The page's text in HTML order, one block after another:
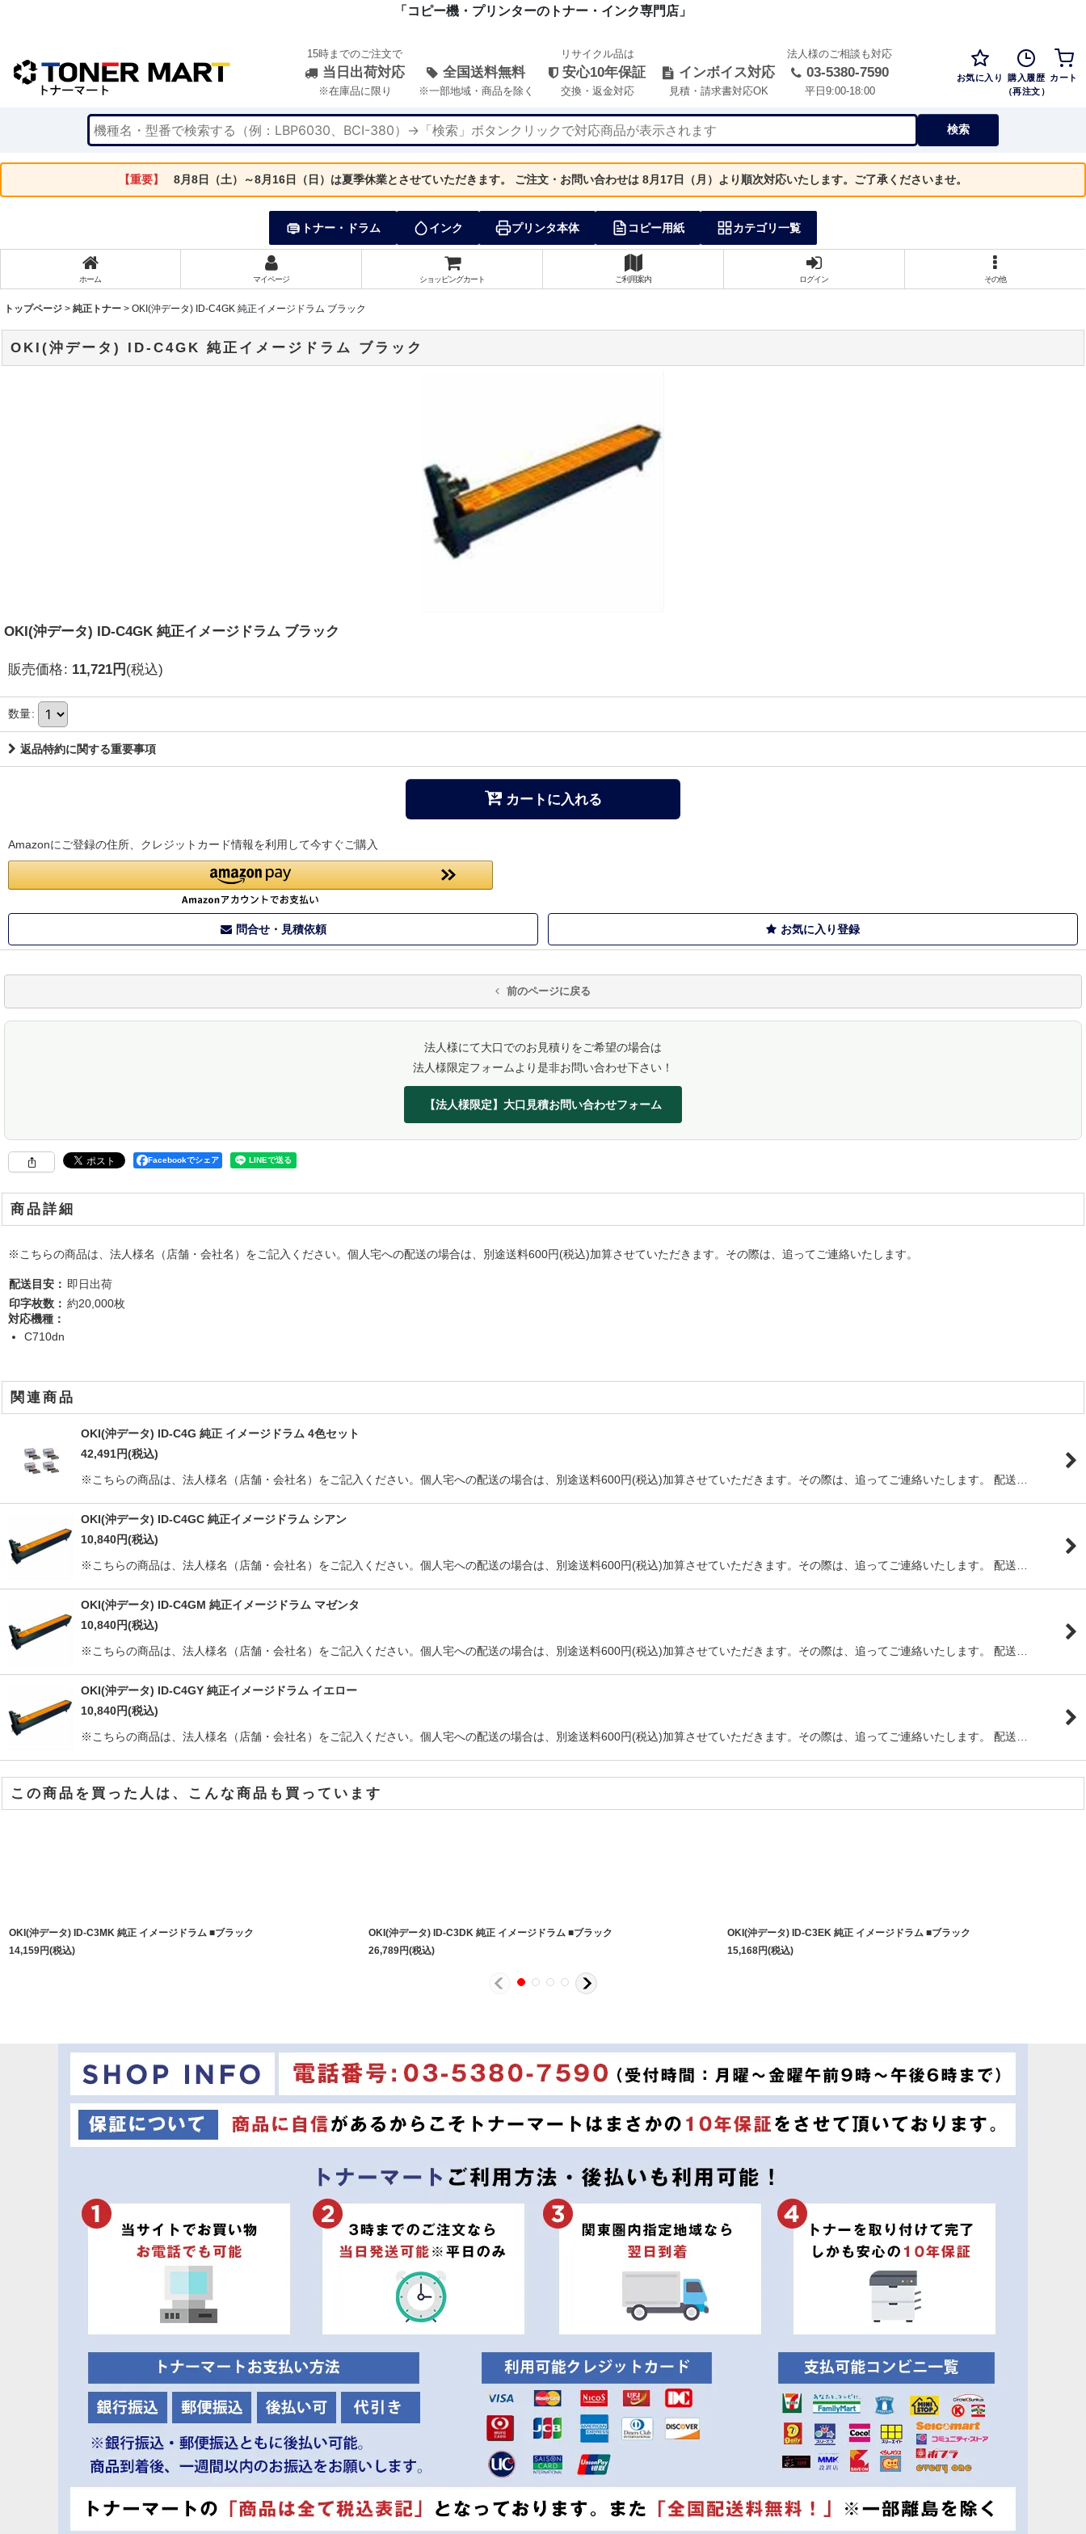
「コピー機・プリンターのトナー・インク専門店」
15時までのご注文で
当日出荷対応
※在庫品に限り
全国送料無料
※一部地域・商品を除く
リサイクル品は
安心10年保証
交換・返金対応
インボイス対応
見積・請求書対応OK
法人様のご相談も対応
03-5380-7590
平日9:00-18:00
お気に入り 購入履歴
（再注文）
カート
検索
【重要】 8月8日（土）～8月16日（日）は夏季休業とさせていただきます。 ご注文・お問い合わせは 8月17日（月）より順次対応いたします。ご了承くださいませ。
トナー・ドラム インク プリンタ本体 コピー用紙 カテゴリ一覧
ホーム マイページ ショッピングカート ご利用案内 ログイン その他
トップページ > 純正トナー > OKI(沖データ) ID-C4GK 純正イメージドラム ブラック
OKI(沖データ) ID-C4GK 純正イメージドラム ブラック
OKI(沖データ) ID-C4GK 純正イメージドラム ブラック
販売価格: 11,721円 (税込)
数量:
返品特約に関する重要事項
カートに入れる
Amazonにご登録の住所、クレジットカード情報を利用して今すぐご購入
問合せ・見積依頼 お気に入り登録
前のページに戻る
法人様にて大口でのお見積りをご希望の場合は
法人様限定フォームより是非お問い合わせ下さい！
【法人様限定】大口見積お問い合わせフォーム
Facebookでシェア
商品詳細
※こちらの商品は、法人様名（店舗・会社名）をご記入ください。個人宅への配送の場合は、別途送料600円(税込)加算させていただきます。その際は、追ってご連絡いたします。
配送目安： 即日出荷
印字枚数： 約20,000枚
対応機種：
C710dn
関連商品
OKI(沖データ) ID-C4G 純正 イメージドラム 4色セット
42,491円(税込)
※こちらの商品は、法人様名（店舗・会社名）をご記入ください。個人宅への配送の場合は、別途送料600円(税込)加算させていただきます。その際は、追ってご連絡いたします。 配送…
OKI(沖データ) ID-C4GC 純正イメージドラム シアン
10,840円(税込)
※こちらの商品は、法人様名（店舗・会社名）をご記入ください。個人宅への配送の場合は、別途送料600円(税込)加算させていただきます。その際は、追ってご連絡いたします。 配送…
OKI(沖データ) ID-C4GM 純正イメージドラム マゼンタ
10,840円(税込)
※こちらの商品は、法人様名（店舗・会社名）をご記入ください。個人宅への配送の場合は、別途送料600円(税込)加算させていただきます。その際は、追ってご連絡いたします。 配送…
OKI(沖データ) ID-C4GY 純正イメージドラム イエロー
10,840円(税込)
※こちらの商品は、法人様名（店舗・会社名）をご記入ください。個人宅への配送の場合は、別途送料600円(税込)加算させていただきます。その際は、追ってご連絡いたします。 配送…
この商品を買った人は、こんな商品も買っています
OKI(沖データ) ID-C3MK 純正 イメージドラム ■ブラック
14,159円(税込)
OKI(沖データ) ID-C3DK 純正 イメージドラム ■ブラック
26,789円(税込)
OKI(沖データ) ID-C3EK 純正 イメージドラム ■ブラック
15,168円(税込)